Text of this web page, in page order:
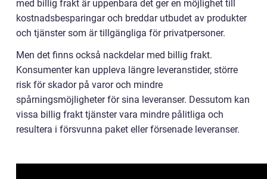
med billig frakt är uppenbara det ger en möjlighet till
kostnadsbesparingar och breddar utbudet av produkter
och tjänster som är tillgängliga för privatpersoner.
Men det finns också nackdelar med billig frakt.
Konsumenter kan uppleva längre leveranstider, större
risk för skador på varor och mindre
spårningsmöjligheter för sina leveranser. Dessutom kan
vissa billig frakt tjänster vara mindre pålitliga och
resultera i försvunna paket eller försenade leveranser.